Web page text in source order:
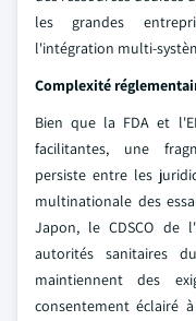
les grandes
l'intégration multi-
Complexité
Bien que la FDA et
facilitantes, une
persiste entre les
multinationale des
Japon, le CDSCO de
autorités sanitaires
maintiennent des
consentement éclairé